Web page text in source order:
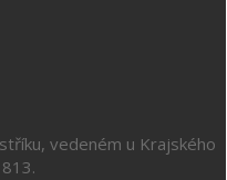
vedeném u Krajského
.